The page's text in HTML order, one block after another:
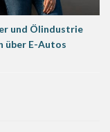
und Ölindustrie
über E-Autos